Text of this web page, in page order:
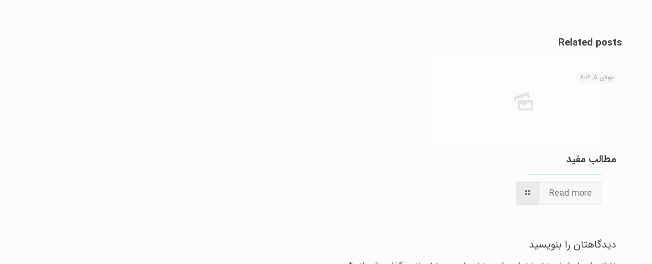
Related posts
جولای 5, 2016
مطالب مفید
Read more
دیدگاهتان را بنویسید